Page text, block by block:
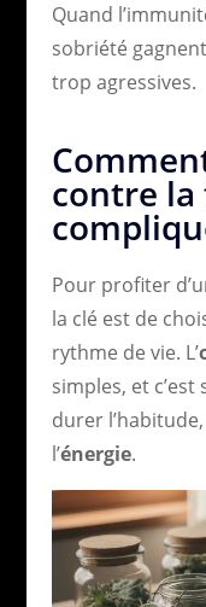
Quand
sobriété
trop agressives.
contre la
Pour profiter
la clé est de
rythme de vie. L’
simples, et
durer
l’énergie.